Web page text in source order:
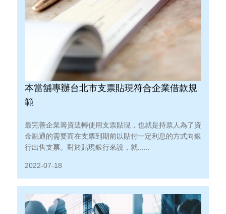
本當舖專辦台北市支票貼現符合企業借款規
範
最完善企業籌資週轉使用支票貼現，也就是持票人為了資
金融通的需要而在支票到期前以貼付一定利息的方式向銀
行出售支票。對於貼現銀行來說，就......
2022-07-18